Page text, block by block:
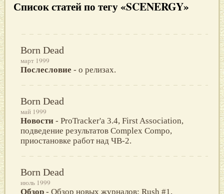
Список статей по тегу «SCENERGY»
Born Dead
март 1999
Послесловие - о релизах.
Born Dead
май 1999
Новости - ProTracker'а 3.4, First Association,
подведение результатов Complex Compo,
приостановке работ над ЧВ-2.
Born Dead
июль 1999
Обзор - Обзор новых журналов: Rush #1,